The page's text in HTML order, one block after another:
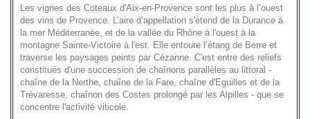
Les vignes des Coteaux d'Aix-en-Provence sont les plus à l’ouest
des vins de Provence. L’aire d’appellation s'étend de la Durance à
la mer Méditerranée, et de la vallée du Rhône à l'ouest à la
montagne Sainte-Victoire à l'est. Elle entoure l’étang de Berre et
traverse les paysages peints par Cézanne. C'est entre des reliefs
constitués d'une succession de chaînons parallèles au littoral -
chaîne de la Nerthe, chaîne de la Fare, chaîne d'Eguilles et de la
Trévaresse, chaînon des Costes prolongé par les Alpilles - que se
concentre l'activité viticole.